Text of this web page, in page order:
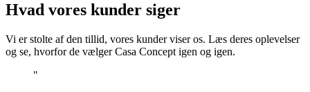
Hvad vores kunder siger
Vi er stolte af den tillid, vores kunder viser os. Læs deres oplevelser
og se, hvorfor de vælger Casa Concept igen og igen.
"